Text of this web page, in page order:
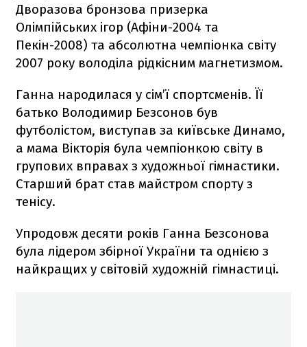
Дворазова бронзова призерка
Олімпійських ігор (Афіни-2004 та
Пекін-2008) та абсолютна чемпіонка світу
2007 року володіла рідкісним магнетизмом.
Ганна народилася у сім’ї спортсменів. Її
батько Володимир Безсонов був
футболістом, виступав за київське Динамо,
а мама Вікторія була чемпіонкою світу в
групових вправах з художньої гімнастики.
Старший брат став майстром спорту з
тенісу.
Упродовж десяти років Ганна Безсонова
була лідером збірної України та однією з
найкращих у світовій художній гімнастиці.